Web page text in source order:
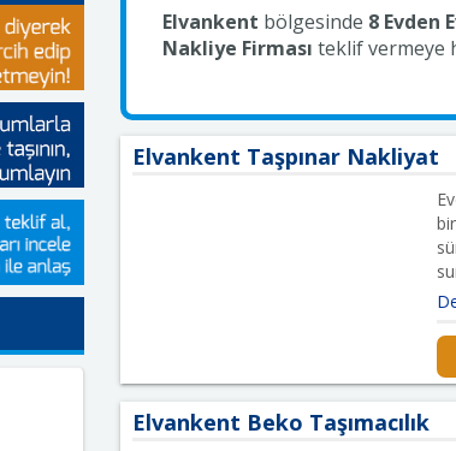
Elvankent bölgesinde 8 Evden
Nakliye Firması teklif vermeye
Elvankent Taşpınar Nakliyat
Elvankent Beko Taşımacılık